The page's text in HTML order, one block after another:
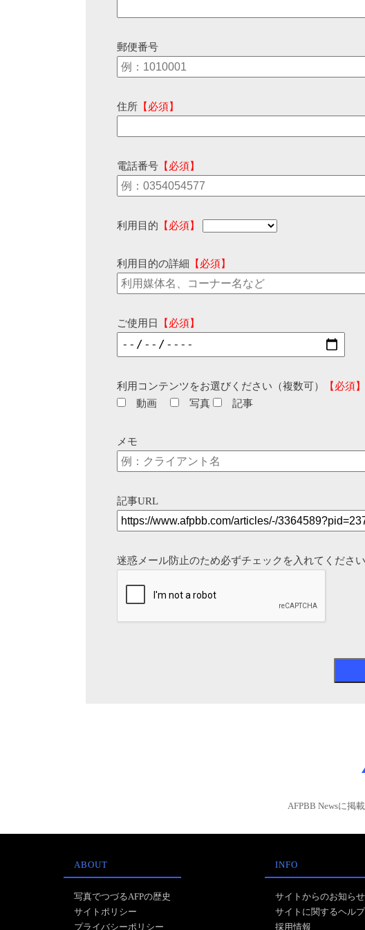
郵便番号
住所 【必須】
電話番号 【必須】
利用目的 【必須】
利用目的の詳細 【必須】
ご使用日 【必須】
利用コンテンツをお選びください（複数可）
【必須】
動画
写真 記事
メモ
記事URL
迷惑メール防止のため必ずチェックを入れてください
AFPBB Newsに掲
ABOUT
写真でつづるAFPの歴史
サイトポリシー
プライバシーポリシー
INFO
サイトからのお知らせ
サイトに関するヘルプ
採用情報